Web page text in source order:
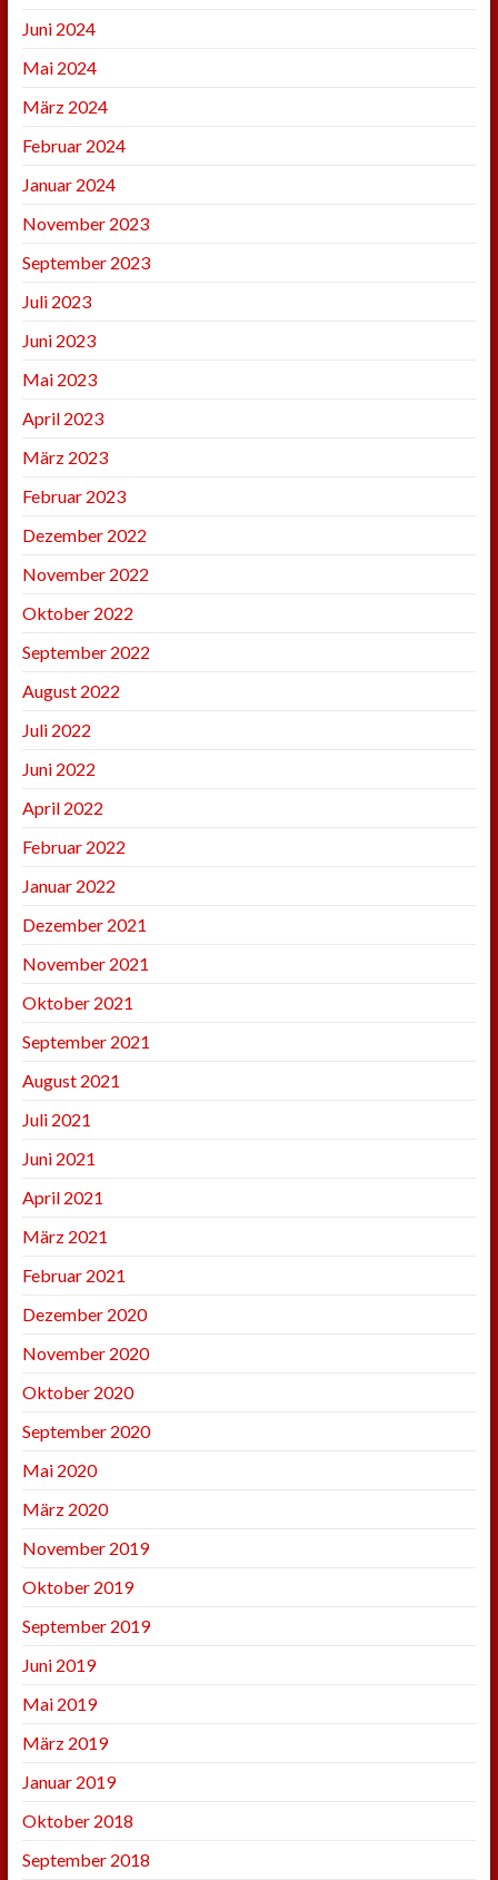
Juni 2024
Mai 2024
März 2024
Februar 2024
Januar 2024
November 2023
September 2023
Juli 2023
Juni 2023
Mai 2023
April 2023
März 2023
Februar 2023
Dezember 2022
November 2022
Oktober 2022
September 2022
August 2022
Juli 2022
Juni 2022
April 2022
Februar 2022
Januar 2022
Dezember 2021
November 2021
Oktober 2021
September 2021
August 2021
Juli 2021
Juni 2021
April 2021
März 2021
Februar 2021
Dezember 2020
November 2020
Oktober 2020
September 2020
Mai 2020
März 2020
November 2019
Oktober 2019
September 2019
Juni 2019
Mai 2019
März 2019
Januar 2019
Oktober 2018
September 2018